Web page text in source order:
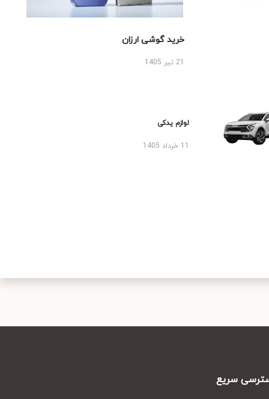
خرید گوشی ارزان
لوازم یدکی
سریع